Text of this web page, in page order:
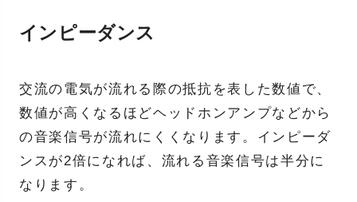
インピーダンス
交流の電気が流れる際の抵抗を表した数値で、
数値が高くなるほどヘッドホンアンプなどから
の音楽信号が流れにくくなります。インピーダ
ンスが2倍になれば、流れる音楽信号は半分に
なります。